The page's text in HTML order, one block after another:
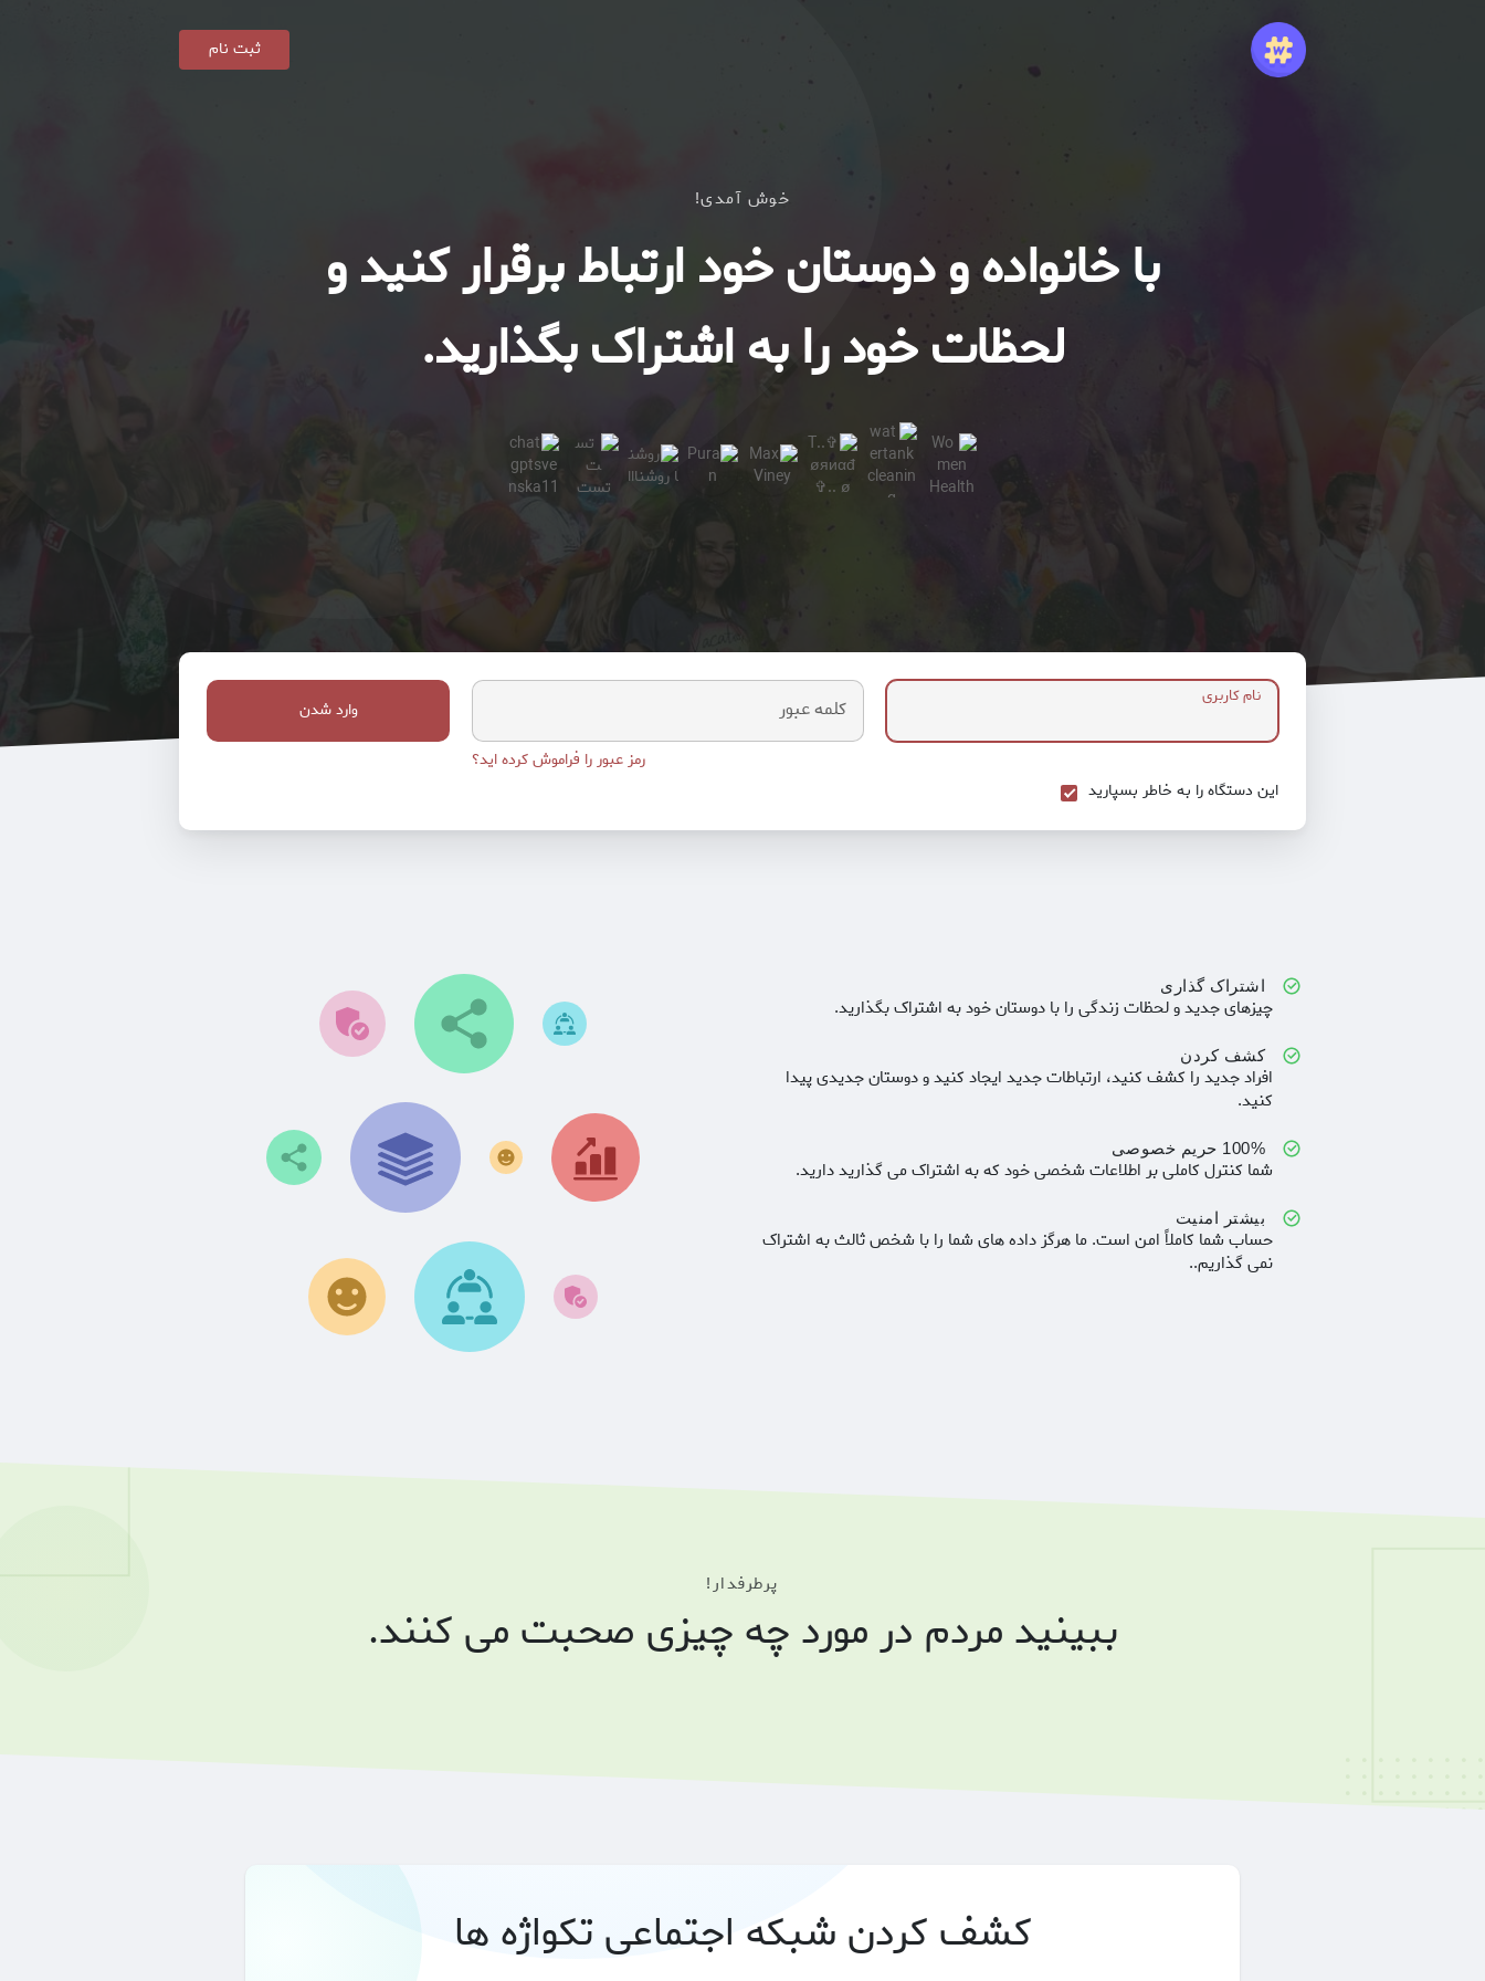
ثبت نام
خوش آمدی!
با خانواده و دوستان خود ارتباط برقرار کنید و
لحظات خود را به اشتراک بگذارید.
نام کاربری کلمه عبور
رمز عبور را فراموش کرده اید؟
وارد شدن
این دستگاه را به خاطر بسپارید
اشتراک گذاری
چیزهای جدید و لحظات زندگی را با دوستان خود به اشتراک بگذارید.
کشف کردن
افراد جدید را کشف کنید، ارتباطات جدید ایجاد کنید و دوستان جدیدی پیدا
کنید.
100% حریم خصوصی
شما کنترل کاملی بر اطلاعات شخصی خود که به اشتراک می گذارید دارید.
بیشتر امنیت
حساب شما کاملاً امن است. ما هرگز داده های شما را با شخص ثالث به اشتراک
نمی گذاریم..
پرطرفدار!
ببینید مردم در مورد چه چیزی صحبت می کنند.
کشف کردن شبکه اجتماعی تکواژه ها